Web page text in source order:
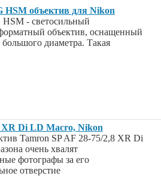
HSM объектив для Nikon
- светосильный
объектив, оснащенный
диаметра. Такая
XR Di LD Macro, Nikon
Tamron SP AF 28-75/2,8 XR Di
очень хвалят
фотографы за его
отверстие